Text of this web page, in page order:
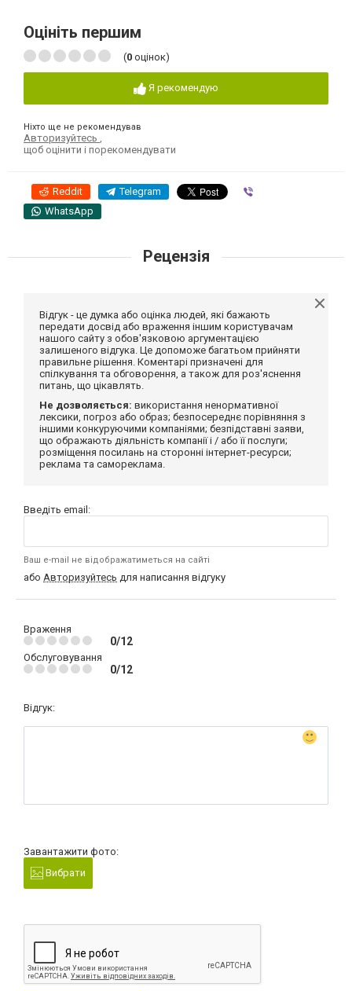
Оцініть першим
(0 оцінок)
Я рекомендую
Ніхто ще не рекомендував
Авторизуйтесь
щоб оцінити і порекомендувати
Reddit Telegram
WhatsApp
Рецензія
Відгук - це думка або оцінка людей, які бажають
передати досвід або враження іншим користувачам
нашого сайту з обов'язковою аргументацією
залишеного відгука. Це допоможе багатьом прийняти
правильне рішення. Коментарі призначені для
спілкування та обговорення, а також для роз'яснення
питань, що цікавлять.
Не дозволяється: використання ненормативної
лексики, погроз або образ; безпосереднє порівняння з
іншими конкуруючими компаніями; безпідставні заяви,
що ображають діяльність компанії і / або її послуги;
розміщення посилань на сторонні інтернет-ресурси;
реклама та самореклама.
Введіть email:
Ваш e-mail не відображатиметься на сайті
або Авторизуйтесь для написання відгуку
Враження
0/12
Обслуговування
0/12
Відгук:
Завантажити фото:
Вибрати